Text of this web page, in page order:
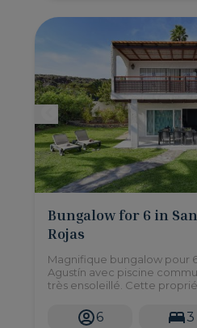
Bungalow for 6 in
Rojas
Magnifique bungalow pour
Agustín avec piscine
très ensoleillé. Cette
endroit idéal.
6 3